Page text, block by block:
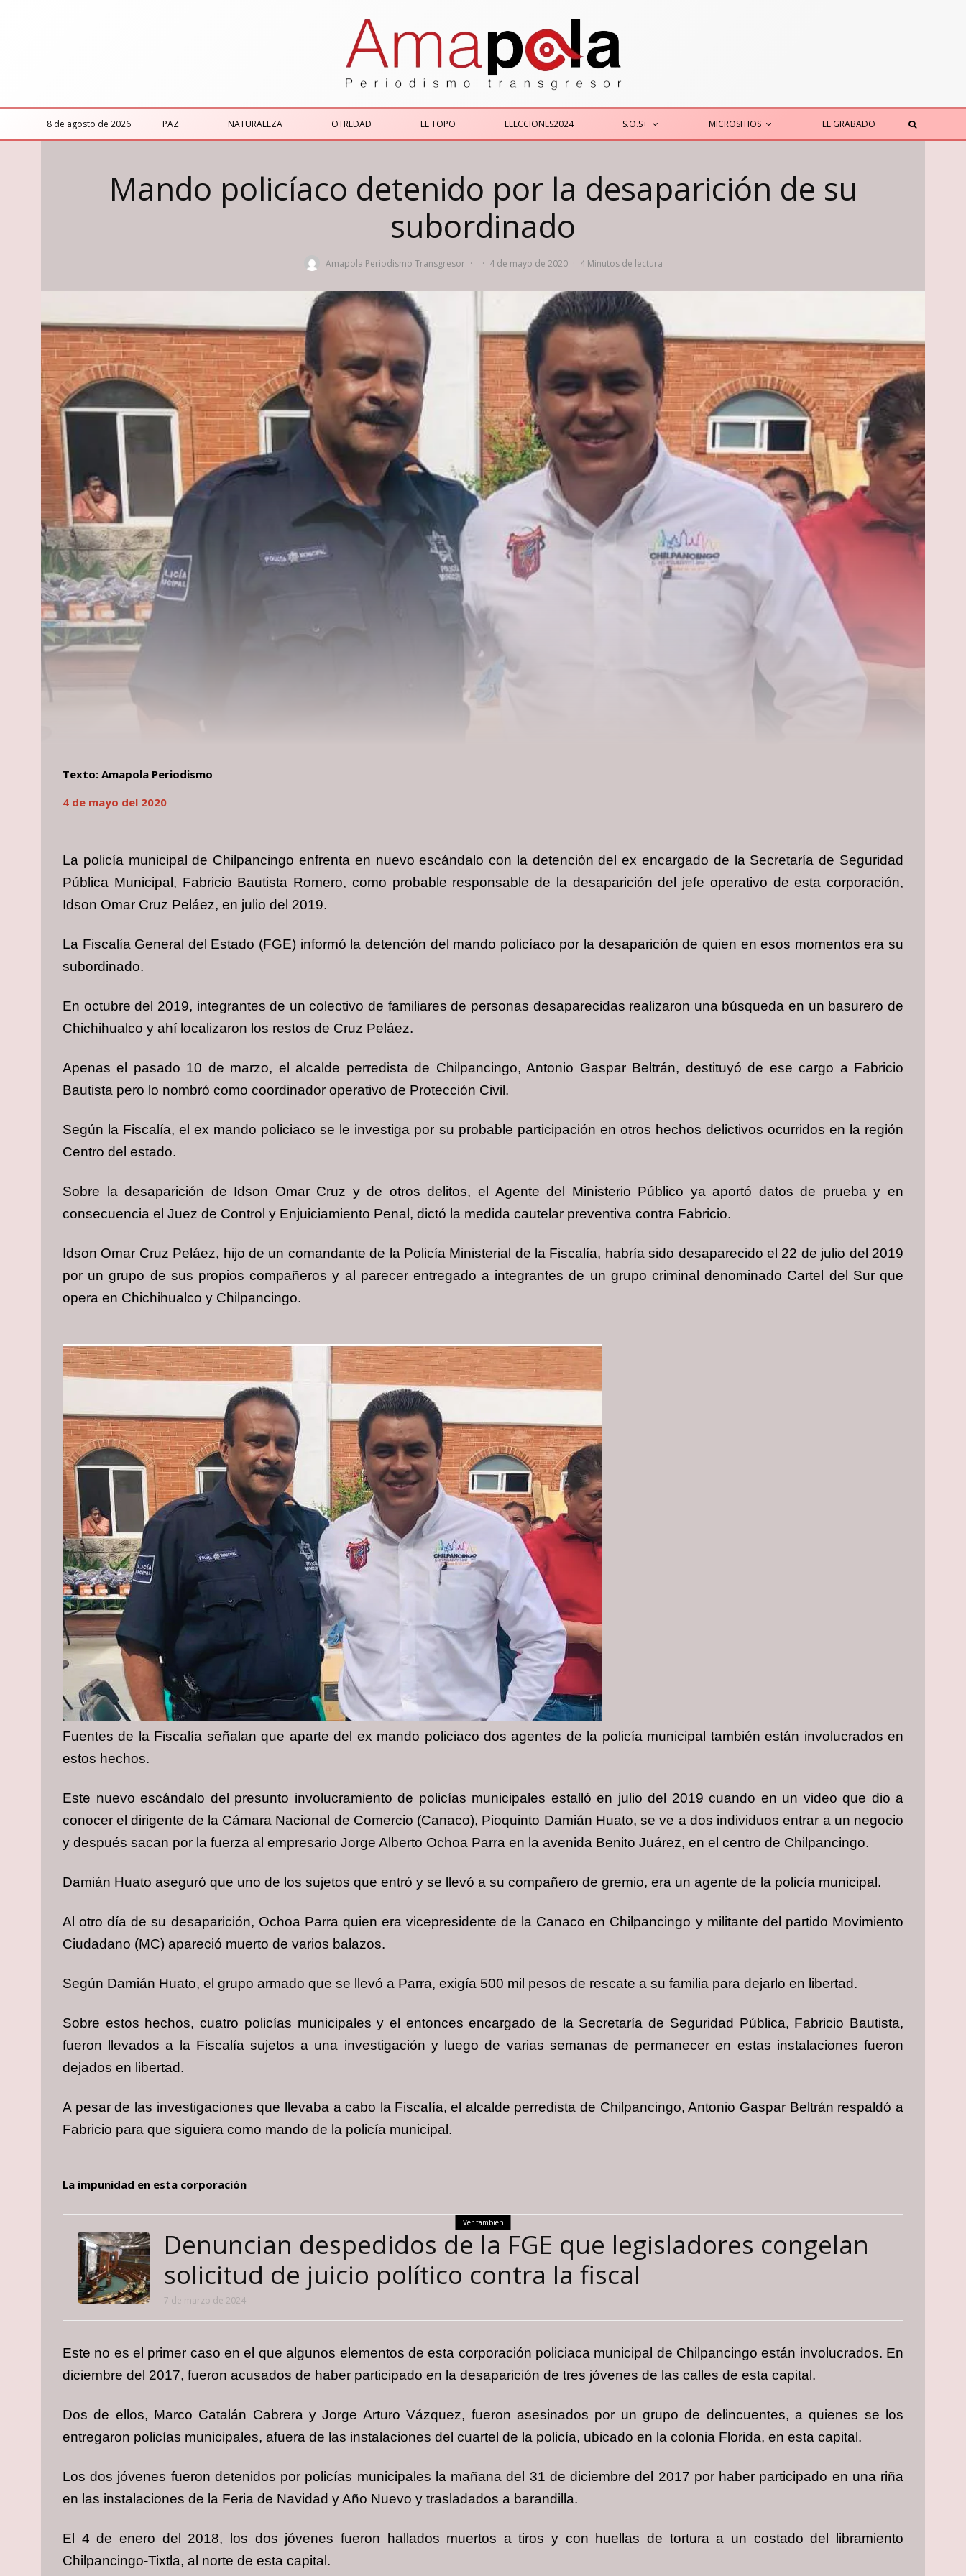
8 de agosto de 2026 PAZ NATURALEZA OTREDAD EL TOPO ELECCIONES2024 S.O.S+ MICROSITIOS EL GRABADO
Mando policíaco detenido por la desaparición de su
subordinado
Amapola Periodismo Transgresor · · 4 de mayo de 2020 · 4 Minutos de lectura
Texto: Amapola Periodismo
4 de mayo del 2020
La policía municipal de Chilpancingo enfrenta en nuevo escándalo con la detención del ex encargado de la Secretaría de Seguridad
Pública Municipal, Fabricio Bautista Romero, como probable responsable de la desaparición del jefe operativo de esta corporación,
Idson Omar Cruz Peláez, en julio del 2019.
La Fiscalía General del Estado (FGE) informó la detención del mando policíaco por la desaparición de quien en esos momentos era su
subordinado.
En octubre del 2019, integrantes de un colectivo de familiares de personas desaparecidas realizaron una búsqueda en un basurero de
Chichihualco y ahí localizaron los restos de Cruz Peláez.
Apenas el pasado 10 de marzo, el alcalde perredista de Chilpancingo, Antonio Gaspar Beltrán, destituyó de ese cargo a Fabricio
Bautista pero lo nombró como coordinador operativo de Protección Civil.
Según la Fiscalía, el ex mando policiaco se le investiga por su probable participación en otros hechos delictivos ocurridos en la región
Centro del estado.
Sobre la desaparición de Idson Omar Cruz y de otros delitos, el Agente del Ministerio Público ya aportó datos de prueba y en
consecuencia el Juez de Control y Enjuiciamiento Penal, dictó la medida cautelar preventiva contra Fabricio.
Idson Omar Cruz Peláez, hijo de un comandante de la Policía Ministerial de la Fiscalía, habría sido desaparecido el 22 de julio del 2019
por un grupo de sus propios compañeros y al parecer entregado a integrantes de un grupo criminal denominado Cartel del Sur que
opera en Chichihualco y Chilpancingo.
Fuentes de la Fiscalía señalan que aparte del ex mando policiaco dos agentes de la policía municipal también están involucrados en
estos hechos.
Este nuevo escándalo del presunto involucramiento de policías municipales estalló en julio del 2019 cuando en un video que dio a
conocer el dirigente de la Cámara Nacional de Comercio (Canaco), Pioquinto Damián Huato, se ve a dos individuos entrar a un negocio
y después sacan por la fuerza al empresario Jorge Alberto Ochoa Parra en la avenida Benito Juárez, en el centro de Chilpancingo.
Damián Huato aseguró que uno de los sujetos que entró y se llevó a su compañero de gremio, era un agente de la policía municipal.
Al otro día de su desaparición, Ochoa Parra quien era vicepresidente de la Canaco en Chilpancingo y militante del partido Movimiento
Ciudadano (MC) apareció muerto de varios balazos.
Según Damián Huato, el grupo armado que se llevó a Parra, exigía 500 mil pesos de rescate a su familia para dejarlo en libertad.
Sobre estos hechos, cuatro policías municipales y el entonces encargado de la Secretaría de Seguridad Pública, Fabricio Bautista,
fueron llevados a la Fiscalía sujetos a una investigación y luego de varias semanas de permanecer en estas instalaciones fueron
dejados en libertad.
A pesar de las investigaciones que llevaba a cabo la Fiscalía, el alcalde perredista de Chilpancingo, Antonio Gaspar Beltrán respaldó a
Fabricio para que siguiera como mando de la policía municipal.
La impunidad en esta corporación
Ver también
Denuncian despedidos de la FGE que legisladores congelan
solicitud de juicio político contra la fiscal
7 de marzo de 2024
Este no es el primer caso en el que algunos elementos de esta corporación policiaca municipal de Chilpancingo están involucrados. En
diciembre del 2017, fueron acusados de haber participado en la desaparición de tres jóvenes de las calles de esta capital.
Dos de ellos, Marco Catalán Cabrera y Jorge Arturo Vázquez, fueron asesinados por un grupo de delincuentes, a quienes se los
entregaron policías municipales, afuera de las instalaciones del cuartel de la policía, ubicado en la colonia Florida, en esta capital.
Los dos jóvenes fueron detenidos por policías municipales la mañana del 31 de diciembre del 2017 por haber participado en una riña
en las instalaciones de la Feria de Navidad y Año Nuevo y trasladados a barandilla.
El 4 de enero del 2018, los dos jóvenes fueron hallados muertos a tiros y con huellas de tortura a un costado del libramiento
Chilpancingo-Tixtla, al norte de esta capital.